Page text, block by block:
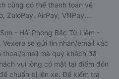
cũng có thể thanh toán vé
ZaloPay, AirPay, VNPay,…
- Hải Phòng Bắc Từ Liêm -
sẽ gửi tin nhắn/email xác
email mà quý khách đã
vui lòng có mặt tại điểm đón
chuẩn bị lên xe. Để kiểm tra